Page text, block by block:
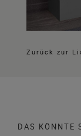
Zurück zur
DAS KÖNNTE